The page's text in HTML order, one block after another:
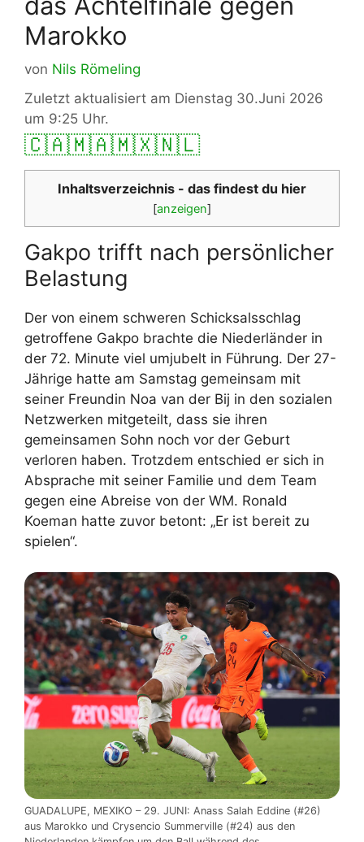
Marokko
von Nils Römeling
Zuletzt aktualisiert am Dienstag 30.Juni 2026
um 9:25 Uhr.
🇨🇦🇲🇦🇲🇽🇳🇱
Inhaltsverzeichnis - das findest du hier
[anzeigen]
Gakpo trifft nach persönlicher
Belastung
Der von einem schweren Schicksalsschlag
getroffene Gakpo brachte die Niederländer in
der 72. Minute viel umjubelt in Führung. Der 27-
Jährige hatte am Samstag gemeinsam mit
seiner Freundin Noa van der Bij in den sozialen
Netzwerken mitgeteilt, dass sie ihren
gemeinsamen Sohn noch vor der Geburt
verloren haben. Trotzdem entschied er sich in
Absprache mit seiner Familie und dem Team
gegen eine Abreise von der WM. Ronald
Koeman hatte zuvor betont: „Er ist bereit zu
spielen“.
GUADALUPE, MEXIKO – 29. JUNI: Anass Salah Eddine (#26)
aus Marokko und Crysencio Summerville (#24) aus den